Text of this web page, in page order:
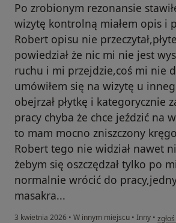
Po zrobionym rezonansie
wizytę kontrolną miałem opis i
Robert opisu nie
powiedział że nic mi nie jest
ruchu i mi przejdzie,coś mi nie
umówiłem się na wizytę u
obejrzał płytkę i kategorycznie
pracy chyba że chce jeździć na
to mam mocno zniszczony
Robert tego nie widział nawet
żebym się oszczędzał tylko po
normalnie wrócić do
masakra...
3 kwietnia 2026 • W innym miejscu • Inny • w